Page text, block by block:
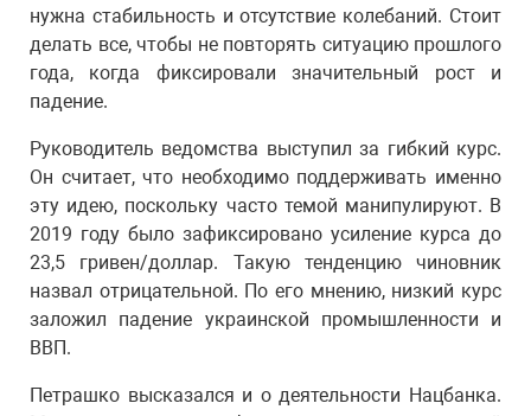
нужна стабильность и отсутствие колебаний. Стоит
делать все, чтобы не повторять ситуацию прошлого
года, когда фиксировали значительный рост и
падение.
Руководитель ведомства выступил за гибкий курс.
Он считает, что необходимо поддерживать именно
эту идею, поскольку часто темой манипулируют. В
2019 году было зафиксировано усиление курса до
23,5 гривен/доллар. Такую тенденцию чиновник
назвал отрицательной. По его мнению, низкий курс
заложил падение украинской промышленности и
ВВП.
Петрашко высказался и о деятельности Нацбанка.